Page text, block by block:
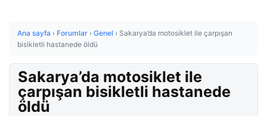
Ana sayfa › Forumlar › Genel › Sakarya’da motosiklet ile çarpışan
bisikletli hastanede öldü
Sakarya’da motosiklet ile
çarpışan bisikletli hastanede
öldü